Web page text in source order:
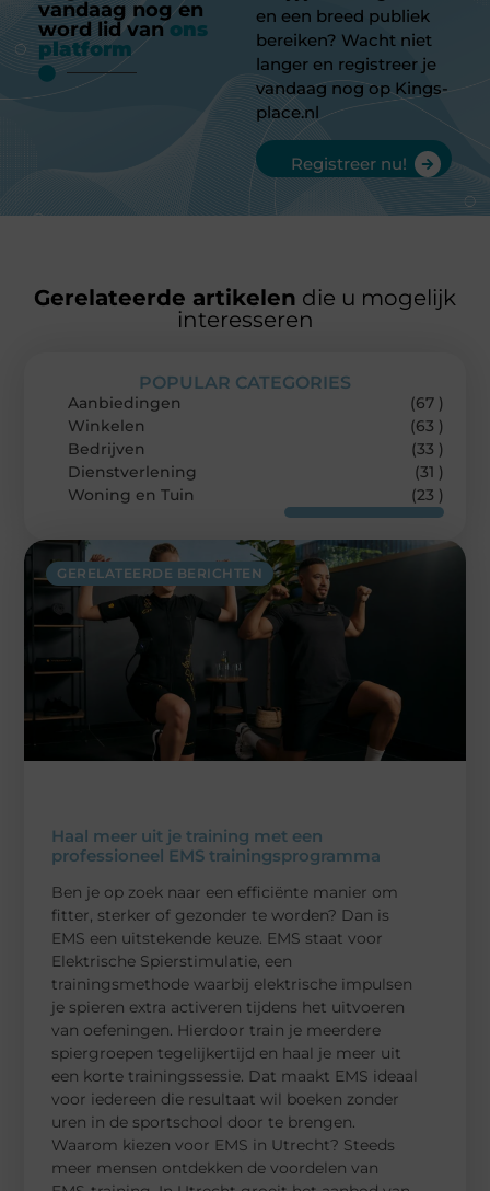
vandaag nog en
word lid van ons
platform
en een breed publiek
bereiken? Wacht niet
langer en registreer je
vandaag nog op Kings-
place.nl
Registreer nu!
Gerelateerde artikelen die u mogelijk
interesseren
GERELATEERDE BERICHTEN
Haal meer uit je training met een
professioneel EMS trainingsprogramma
Ben je op zoek naar een efficiënte manier om
fitter, sterker of gezonder te worden? Dan is
EMS een uitstekende keuze. EMS staat voor
Elektrische Spierstimulatie, een
trainingsmethode waarbij elektrische impulsen
je spieren extra activeren tijdens het uitvoeren
van oefeningen. Hierdoor train je meerdere
spiergroepen tegelijkertijd en haal je meer uit
een korte trainingssessie. Dat maakt EMS ideaal
voor iedereen die resultaat wil boeken zonder
uren in de sportschool door te brengen.
Waarom kiezen voor EMS in Utrecht? Steeds
meer mensen ontdekken de voordelen van
POPULAR CATEGORIES
Aanbiedingen
(67 )
Winkelen
(63 )
Bedrijven
(33 )
Dienstverlening
(31 )
Woning en Tuin
(23 )